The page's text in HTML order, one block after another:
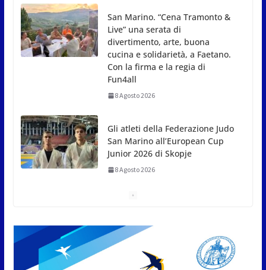
Gli atleti della Federazione Judo
San Marino all’European Cup
Junior 2026 di Skopje
8 Agosto 2026
L’arte perde uno dei suoi maestri: si è spento a 91
8 Agosto 2026
A Oltremare 2.0 a Riccione in migliaia per
incontrare i DinsiemE
Femminile: quattro Primavera
aggregate alla Prima Squadra
8 Agosto 2026